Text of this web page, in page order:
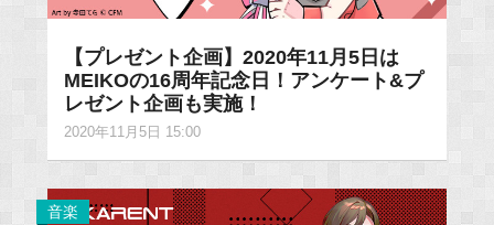
【プレゼント企画】2020年11月5日は
MEIKOの16周年記念日！アンケート&プ
レゼント企画も実施！
2020年11月5日 15:00
音楽